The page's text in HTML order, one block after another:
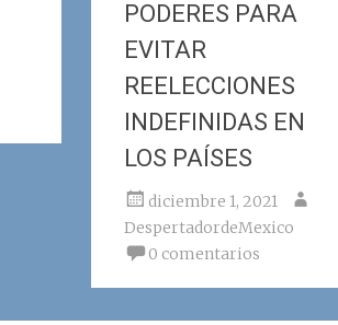
PODERES PARA
EVITAR
REELECCIONES
INDEFINIDAS EN
LOS PAÍSES
diciembre 1, 2021
DespertadordeMexico
0 comentarios